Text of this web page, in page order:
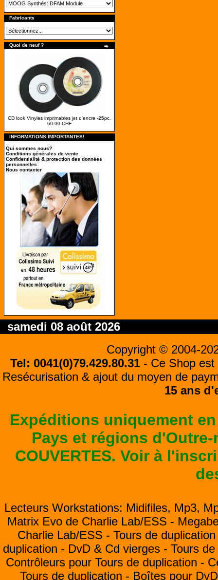
Fabricants
Quoi de neuf ?
CD look Vinyles imprimables jet d'encre -25pc.
60.00-CHF
INFORMATIONS IMPORTANTES!
Qui sommes nous?
Conditions générales de vente
Confidentialité & protection des données
personnelles
Nous contacter
samedi 08 août 2026
Copyright © 2004-
Tel: 0041(0)79.429.80.31 - Ce Shop
Resécurisation & ajout du moyen de
15 ans
Expéditions uniquement
Pays et régions
COUVERTES. Voir à
Lecteurs Workstations: Midifiles, Mp3,
Matrix Evo de Charlie Lab/ESS -
Charlie Lab/ESS -Tours de
duplication - DvD & Cd vierges - Tours
Contrôleurs pour Tours de duplication -
Tours de duplication - Boîtes pour